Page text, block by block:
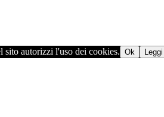
autorizzi l'uso dei cookies. Ok